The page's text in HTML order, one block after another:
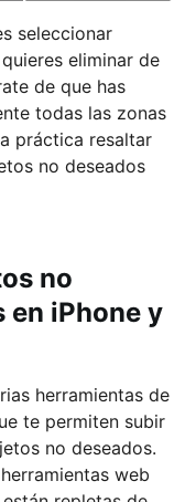
seleccionar
eliminar de
de que has
todas las zonas
práctica resaltar
no deseados
no
en iPhone y
herramientas de
te permiten subir
no deseados.
web